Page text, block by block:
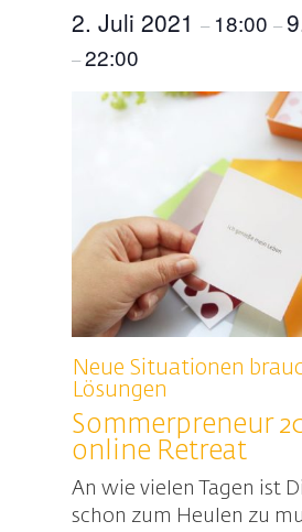
2. Juli 2021 – 18:00 –
–22:00
Neue Situationen
Lösungen
Sommerpreneur
online Retreat
An wie vielen Tagen ist
schon zum Heulen zu